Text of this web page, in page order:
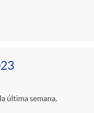
última semana.